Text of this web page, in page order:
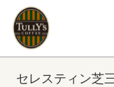
セレスティン芝